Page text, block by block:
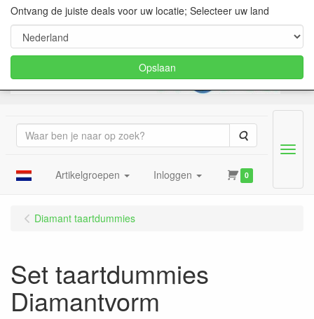
Zoeken
Artikelgroepen Inloggen 0
Menu
Diamant taartdummies
Set taartdummies
Diamantvorm
Ontvang de juiste deals voor uw locatie; Selecteer uw land
Opslaan